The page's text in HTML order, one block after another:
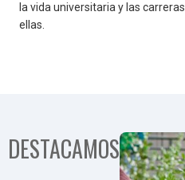
la vida universitaria y las
ellas.
DESTACAMOS